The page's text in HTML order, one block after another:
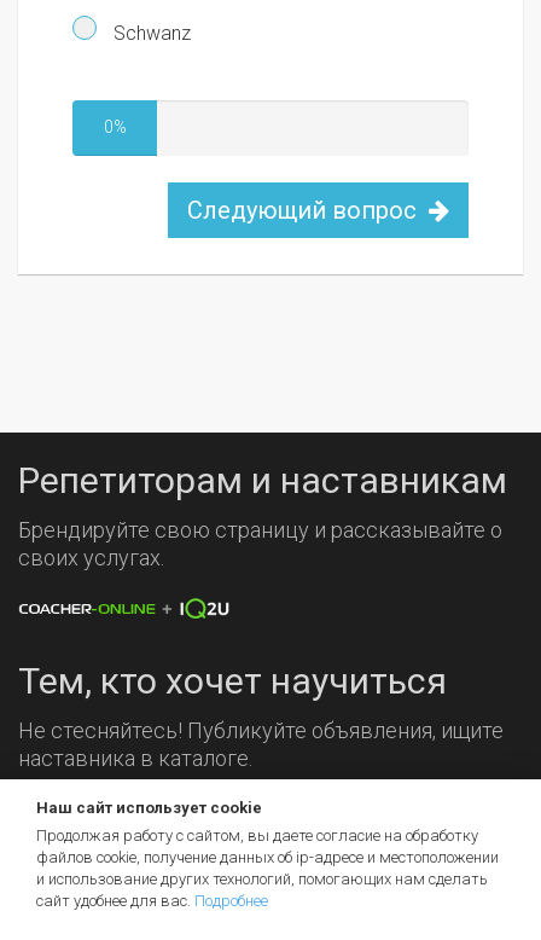
Schwanz
0%
Следующий вопрос
Репетиторам и наставникам
Брендируйте свою страницу и рассказывайте о
своих услугах.
Тем, кто хочет научиться
Не стесняйтесь! Публикуйте объявления, ищите
наставника в каталоге.
Мы на связи!
Наш сайт использует cookie
Продолжая работу с сайтом, вы даете согласие на обработку
файлов cookie, получение данных об ip-адресе и местоположении
и использование других технологий, помогающих нам сделать
сайт удобнее для вас. Подробнее